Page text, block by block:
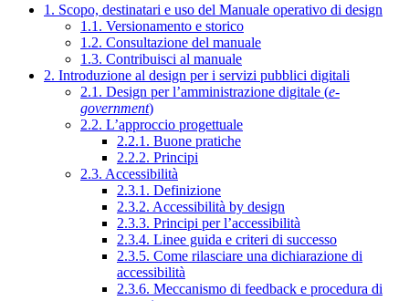
1. Scopo, destinatari e uso del Manuale operativo di design
1.1. Versionamento e storico
1.2. Consultazione del manuale
1.3. Contribuisci al manuale
2. Introduzione al design per i servizi pubblici digitali
2.1. Design per l’amministrazione digitale (e-
government)
2.2. L’approccio progettuale
2.2.1. Buone pratiche
2.2.2. Principi
2.3. Accessibilità
2.3.1. Definizione
2.3.2. Accessibilità by design
2.3.3. Principi per l’accessibilità
2.3.4. Linee guida e criteri di successo
2.3.5. Come rilasciare una dichiarazione di
accessibilità
2.3.6. Meccanismo di feedback e procedura di